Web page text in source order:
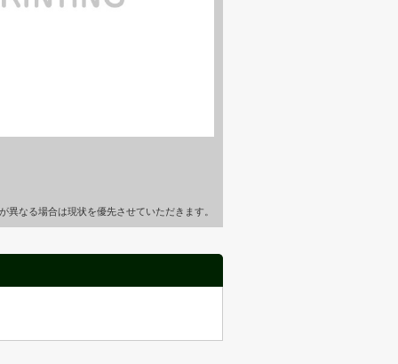
なる場合は現状を優先させていただきます。